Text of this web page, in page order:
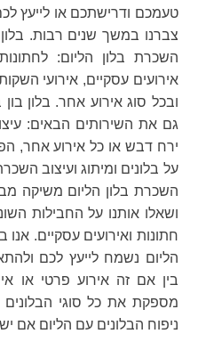
טעמכם ודרישתכם או לייעץ
צברנו במשך שנים רבות.
השכרת בלון הליום:
אירועים עסקיים, אירועי
ובכל סוג אירוע אחר. בלון
גם את השירותים הבאים:
ירח דבש או כל אירוע אחר,
על בלונים ומיתוג ועיצוב
השכרת בלון הליום משיקה
ושאלו אותנו על החבילות
חתונות ואירועים עסקיים.
הליום נשמח לייעץ לכם
בין אם זה אירוע פרטי או
מספקת את כל סוגי הבלונים
ניפוח הבלונים עם הליום אם